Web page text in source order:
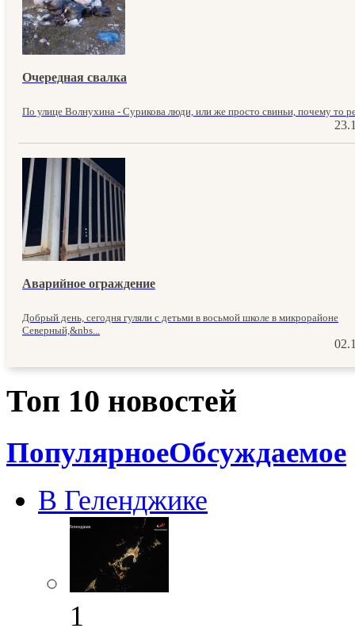
Очередная свалка
По улице Волнухина - Сурикова люди, или же просто свиньи, почему то
Аварийное ограждение
Добрый день, сегодня гуляли с детьми в восьмой школе в микрорайоне
Северный,&nbs...
Топ 10 новостей
ПопулярноеОбсуждаемое
В Геленджике
1